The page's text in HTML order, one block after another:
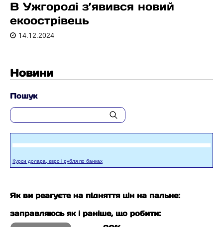
В Ужгороді з’явився новий
екоострівець
14.12.2024
Новини
Пошук
Курси долара, євро і рубля по банках
Як ви реагуєте на підняття цін на пальне:
заправляюсь як і раніше, що робити: